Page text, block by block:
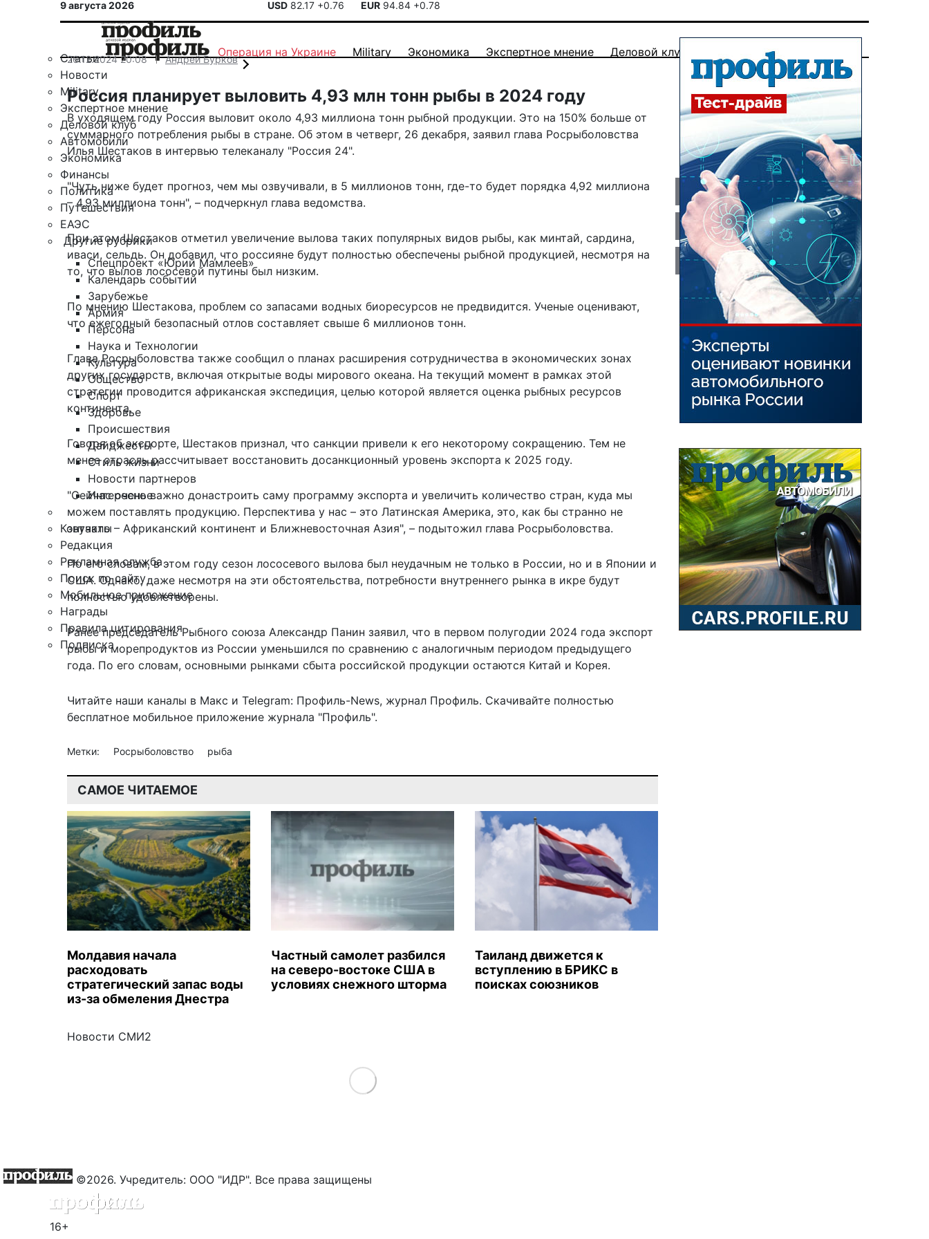
9 августа 2026 USD 82.17 +0.76 EUR 94.84 +0.78
Статьи
Новости
Military
Экспертное мнение
Деловой клуб
Автомобили
Экономика
Финансы
Политика
Путешествия
ЕАЭС
Другие рубрики
Спецпроект «Юрий Мамлеев»
Календарь событий
Зарубежье
Армия
Персона
Наука и Технологии
Культура
Общество
Спорт
Здоровье
Происшествия
Дайджесты
Стиль жизни
Новости партнеров
Интересное
Контакты
Редакция
Рекламная служба
Поиск по сайту
Мобильное приложение
Награды
Правила цитирования
Подписка
Операция на Украине Military Экономика Экспертное мнение Деловой клуб
26.12.2024 20:08 Андрей Бурков
Россия планирует выловить 4,93 млн тонн рыбы в 2024 году
В уходящем году Россия выловит около 4,93 миллиона тонн рыбной продукции. Это на 150% больше от
суммарного потребления рыбы в стране. Об этом в четверг, 26 декабря, заявил глава Росрыболовства
Илья Шестаков в интервью телеканалу "Россия 24".
"Чуть ниже будет прогноз, чем мы озвучивали, в 5 миллионов тонн, где-то будет порядка 4,92 миллиона
– 4,93 миллиона тонн", – подчеркнул глава ведомства.
При этом Шестаков отметил увеличение вылова таких популярных видов рыбы, как минтай, сардина,
иваси, сельдь. Он добавил, что россияне будут полностью обеспечены рыбной продукцией, несмотря на
то, что вылов лососевой путины был низким.
По мнению Шестакова, проблем со запасами водных биоресурсов не предвидится. Ученые оценивают,
что ежегодный безопасный отлов составляет свыше 6 миллионов тонн.
Глава Росрыболовства также сообщил о планах расширения сотрудничества в экономических зонах
других государств, включая открытые воды мирового океана. На текущий момент в рамках этой
стратегии проводится африканская экспедиция, целью которой является оценка рыбных ресурсов
континента.
Говоря об экспорте, Шестаков признал, что санкции привели к его некоторому сокращению. Тем не
менее отрасль рассчитывает восстановить досанкционный уровень экспорта к 2025 году.
"Сейчас очень важно донастроить саму программу экспорта и увеличить количество стран, куда мы
можем поставлять продукцию. Перспектива у нас – это Латинская Америка, это, как бы странно не
звучало – Африканский континент и Ближневосточная Азия", – подытожил глава Росрыболовства.
По его словам, в этом году сезон лососевого вылова был неудачным не только в России, но и в Японии и
США. Однако, даже несмотря на эти обстоятельства, потребности внутреннего рынка в икре будут
полностью удовлетворены.
Ранее председатель Рыбного союза Александр Панин заявил, что в первом полугодии 2024 года экспорт
рыбы и морепродуктов из России уменьшился по сравнению с аналогичным периодом предыдущего
года. По его словам, основными рынками сбыта российской продукции остаются Китай и Корея.
Читайте наши каналы в Макс и Telegram: Профиль-News, журнал Профиль. Скачивайте полностью
бесплатное мобильное приложение журнала "Профиль".
Метки: Росрыболовство рыба
САМОЕ ЧИТАЕМОЕ
Молдавия начала
расходовать
стратегический запас воды
из-за обмеления Днестра
Частный самолет разбился
на северо-востоке США в
условиях снежного шторма
Таиланд движется к
вступлению в БРИКС в
поисках союзников
Новости СМИ2
Load More
©2026. Учредитель: ООО "ИДР". Все права защищены
16+